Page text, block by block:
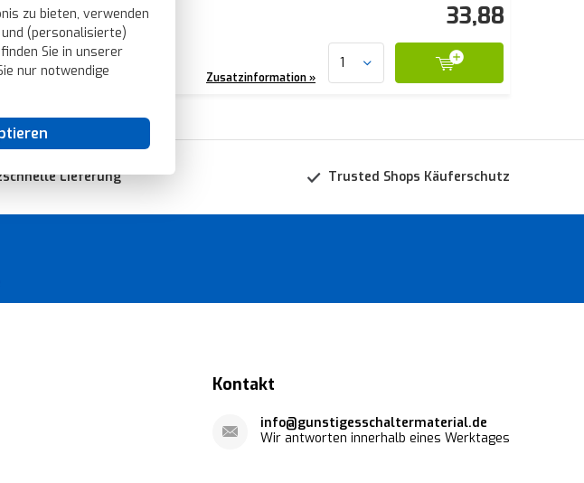
zu bieten, verwenden
(personalisierte)
Sie in unserer
nur notwendige
33,88
Zusatzinformation »
Lieferung Trusted Shops Käuferschutz
Kontakt
info@gunstigesschaltermaterial.de
Wir antworten innerhalb eines Werktages